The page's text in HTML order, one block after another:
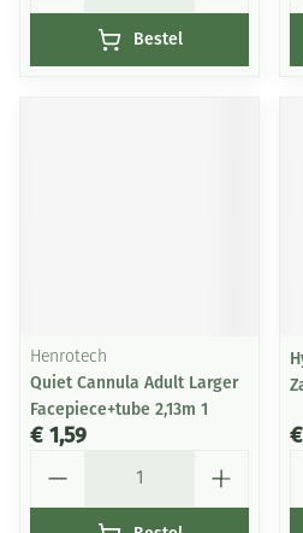
Bestel
Henrotech
Quiet Cannula Adult Larger
Facepiece+tube 2,13m 1
€ 1,59